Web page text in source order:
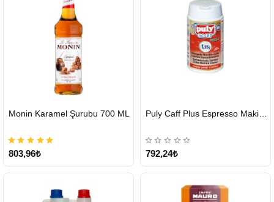
GÖNDERİ
Monin Karamel Şurubu 700 ML
803,96₺
GÖNDERİ
Puly Caff Plus Espresso Makinesi Temizleyici Tablet 100 x 1.35 G
792,24₺